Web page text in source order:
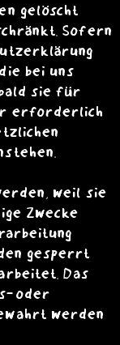
gelöscht
Sofern
bei uns
sie für
erforderlich
weil sie
Zwecke
gesperrt
Das
oder
werden